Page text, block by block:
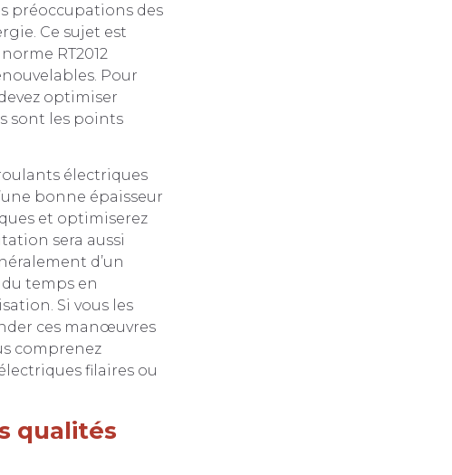
préoccupations des
Ce sujet est
RT2012
Pour
optimiser
sont les points
électriques
bonne épaisseur
et optimiserez
sera aussi
d’un
temps en
Si vous les
ces manœuvres
comprenez
filaires ou
qualités